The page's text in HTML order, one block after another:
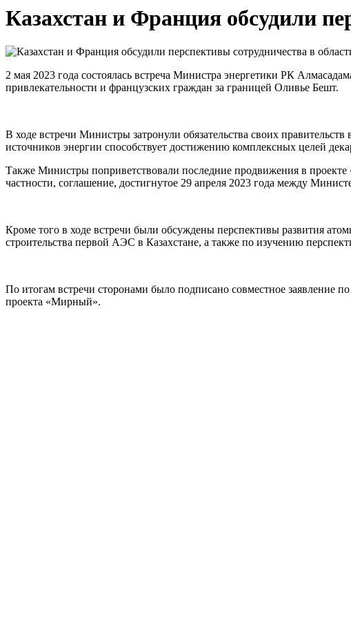
Казахстан и Франция обсудили
2 мая 2023 года состоялась встреча Министра энергетики РК
привлекательности и французских граждан за границей Оливье Бешт.
В ходе встречи Министры затронули обязательства своих
источников энергии способствует достижению комплексных целей
Также Министры поприветствовали последние продвижения в
частности, соглашение, достигнутое 29 апреля 2023 года между
Кроме того в ходе встречи были обсуждены перспективы развития
строительства первой АЭС в Казахстане, а также по изучению
По итогам встречи сторонами было подписано совместное заявление
проекта «Мирный».